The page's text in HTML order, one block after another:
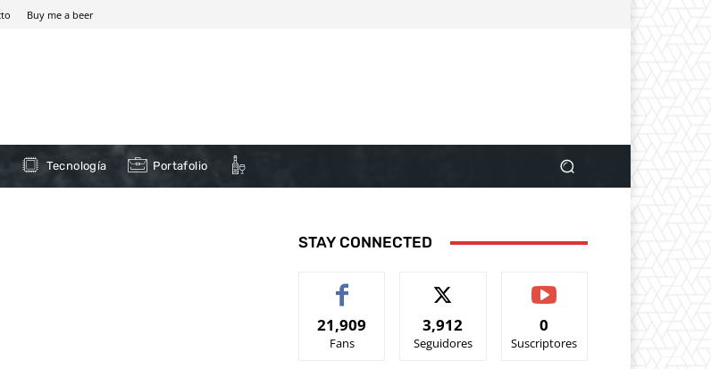
Buy me a beer
Tecnología Portafolio
STAY CONNECTED
21,909
Fans
3,912
Seguidores
0
Suscriptores